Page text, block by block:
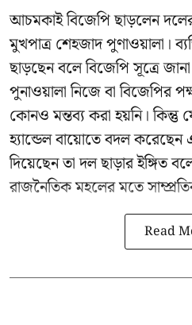
আচমকাই বিজেপি ছাড়লেন
মুখপাত্র শেহজাদ পুণাওয়ালা।
ছাড়ছেন বলে বিজেপি সূত্রে
পুনাওয়ালা নিজে বা বিজেপির
কোনও মন্তব্য করা হয়নি। কিন্তু
হ্যান্ডেল বায়োতে বদল
দিয়েছেন তা দল ছাড়ার ইঙ্গিত
রাজনৈতিক মহলের মতে
Read